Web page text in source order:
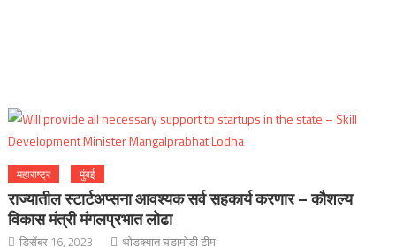
महाराष्ट्र मुंबई
राज्यातील स्टार्टअप्सना आवश्यक सर्व सहकार्य करणार – कौशल्य
विकास मंत्री मंगलप्रभात लोढा
डिसेंबर 16, 2023 थोडक्यात घडामोडी टीम